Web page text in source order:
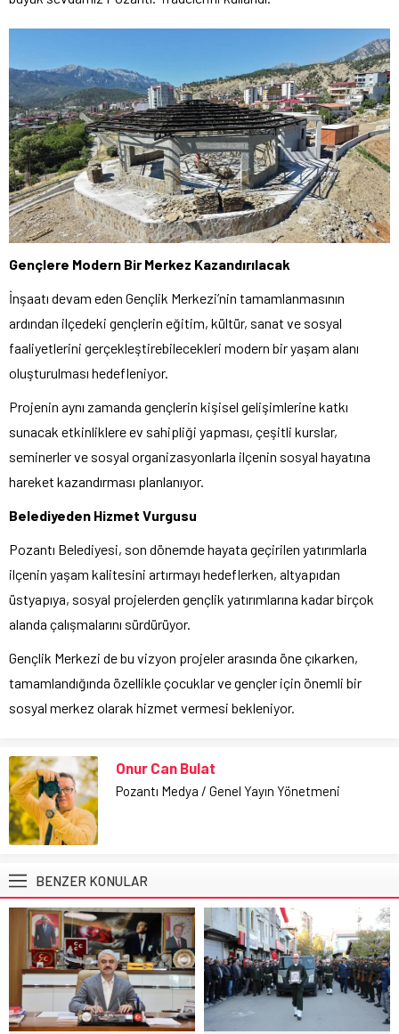
Gençlere Modern Bir Merkez Kazandırılacak
İnşaatı devam eden Gençlik Merkezi’nin tamamlanmasının
ardından ilçedeki gençlerin eğitim, kültür, sanat ve sosyal
faaliyetlerini gerçekleştirebilecekleri modern bir yaşam alanı
oluşturulması hedefleniyor.
Projenin aynı zamanda gençlerin kişisel gelişimlerine katkı
sunacak etkinliklere ev sahipliği yapması, çeşitli kurslar,
seminerler ve sosyal organizasyonlarla ilçenin sosyal hayatına
hareket kazandırması planlanıyor.
Belediyeden Hizmet Vurgusu
Pozantı Belediyesi, son dönemde hayata geçirilen yatırımlarla
ilçenin yaşam kalitesini artırmayı hedeflerken, altyapıdan
üstyapıya, sosyal projelerden gençlik yatırımlarına kadar birçok
alanda çalışmalarını sürdürüyor.
Gençlik Merkezi de bu vizyon projeler arasında öne çıkarken,
tamamlandığında özellikle çocuklar ve gençler için önemli bir
sosyal merkez olarak hizmet vermesi bekleniyor.
Onur Can Bulat
Pozantı Medya / Genel Yayın Yönetmeni
BENZER KONULAR